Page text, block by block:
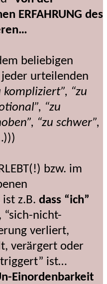
ERFAHRUNG des
beliebigen
urteilenden
kompliziert”, “zu
“zu
“zu schwer”,
bzw. im
z.B. dass “ich”
“sich-nicht-
verliert,
verärgert oder
ist…
Einordenbarkeit